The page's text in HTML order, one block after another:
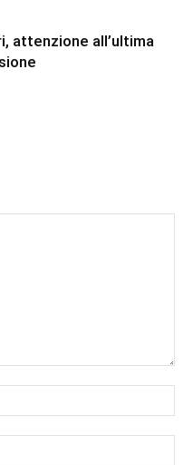
attenzione all’ultima